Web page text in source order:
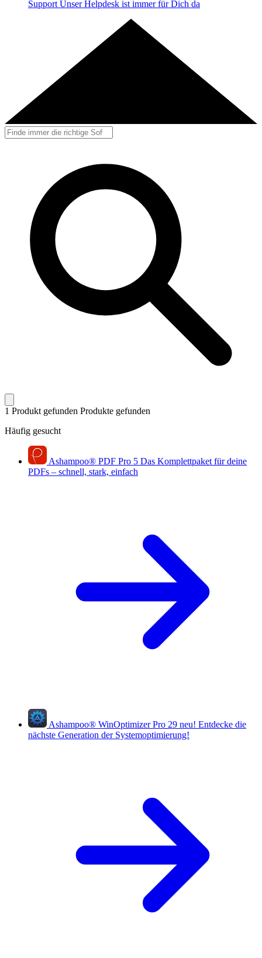
Support Unser Helpdesk ist immer für Dich da
1 Produkt gefunden Produkte gefunden
Häufig gesucht
Ashampoo® PDF Pro 5 Das Komplettpaket für deine
PDFs – schnell, stark, einfach
Ashampoo® WinOptimizer Pro 29 neu! Entdecke die
nächste Generation der Systemoptimierung!